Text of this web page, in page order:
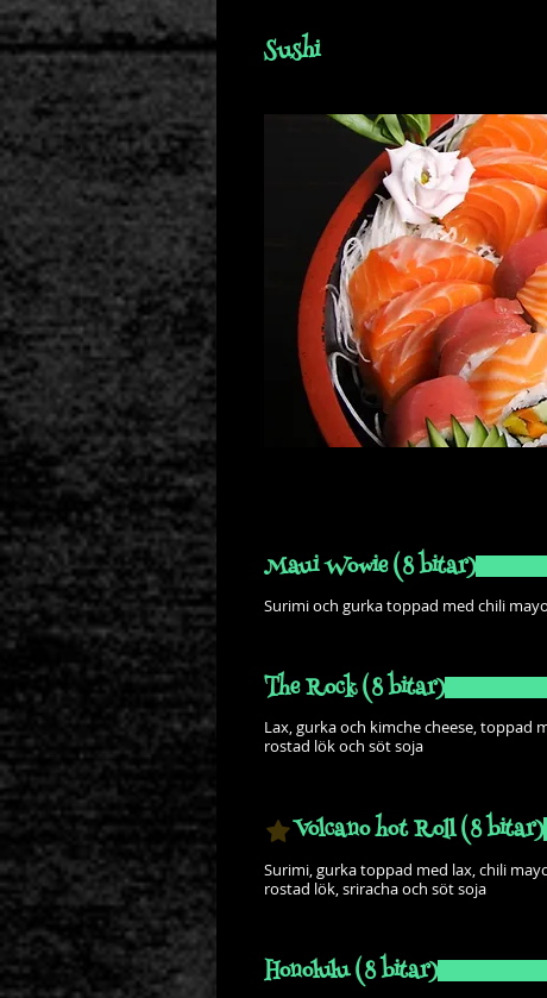
Sushi
Maui Wowie (8 bitar)
Surimi och gurka toppad med chili
The Rock (8 bitar)
Lax, gurka och kimche cheese, toppad
Volcano hot Roll (8 bitar)
Surimi, gurka toppad med lax, chili
Honolulu (8 bitar)